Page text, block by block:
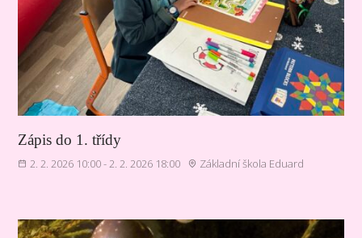
Zápis do 1. třídy
2. 2. 2026 10:00 - 2. 2. 2026 18:00 Základní škola Eduard